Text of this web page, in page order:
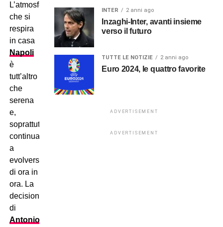
L’atmosfera
che si
respira
in casa
Napoli
è
tutt’altro
che
serena
e,
soprattutto,
continua
a
evolversi
di ora in
ora. La
decisione
di
Antonio
INTER 2 anni ago
Inzaghi-Inter, avanti insieme
verso il futuro
TUTTE LE NOTIZIE 2 anni ago
Euro 2024, le quattro favorite
ADVERTISEMENT
ADVERTISEMENT